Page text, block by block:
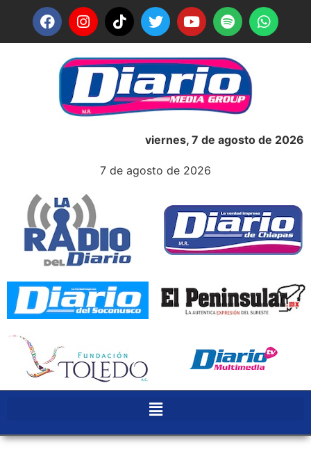
viernes, 7 de agosto de 2026
7 de agosto de 2026